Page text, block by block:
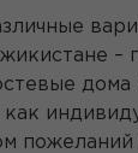
–
дома
пожеланий